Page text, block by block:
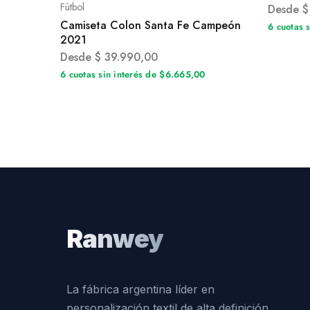
Fútbol
Camiseta Colon Santa Fe Campeón
2021
Desde $ 39.990,00
6 cuotas sin interés de $6.665,00
Desde $
6 cuotas
Ranwey
La fábrica argentina líder en